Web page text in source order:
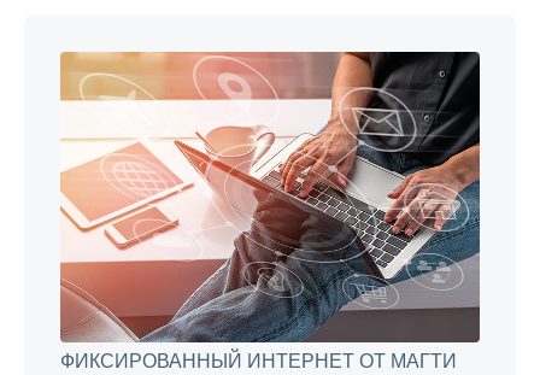
ФИКСИРОВАННЫЙ ИНТЕРНЕТ ОТ МАГТИ